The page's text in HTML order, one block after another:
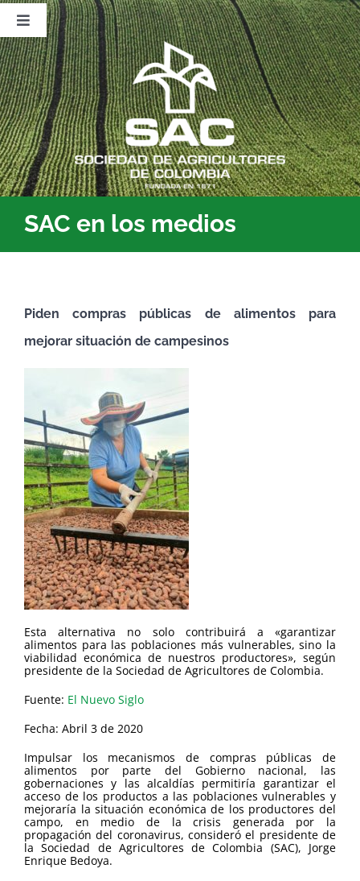
Saltar
contenido
Toggle
Navigation
Nosotros
Publicaciones
Sala de Prensa
Eventos
SAC en los medios
Piden compras públicas de alimentos para
mejorar situación de campesinos
Esta alternativa no solo contribuirá a «garantizar
alimentos para las poblaciones más vulnerables, sino la
viabilidad económica de nuestros productores», según
presidente de la Sociedad de Agricultores de Colombia.
Fuente: El Nuevo Siglo
Fecha: Abril 3 de 2020
Impulsar los mecanismos de compras públicas de
alimentos por parte del Gobierno nacional, las
gobernaciones y las alcaldías permitiría garantizar el
acceso de los productos a las poblaciones vulnerables y
mejoraría la situación económica de los productores del
campo, en medio de la crisis generada por la
propagación del coronavirus, consideró el presidente de
la Sociedad de Agricultores de Colombia (SAC), Jorge
Enrique Bedoya.